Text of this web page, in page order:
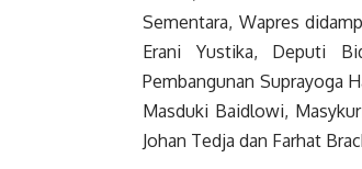
Sementara, Wapres
Erani Yustika, Deputi
Pembangunan Suprayoga
Masduki Baidlowi,
Johan Tedja dan Farhat